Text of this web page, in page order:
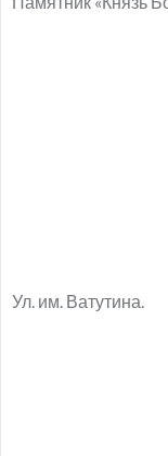
Ул. им. Ватутина.